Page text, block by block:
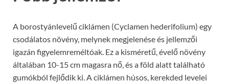
A borostyánlevelű ciklámen (Cyclamen hederifolium) egy
csodálatos növény, melynek megjelenése és jellemzői
igazán figyelemreméltóak. Ez a kisméretű, évelő növény
általában 10-15 cm magasra nő, és a föld alatt található
gumókból fejlődik ki. A ciklámen húsos, kerekded levelei